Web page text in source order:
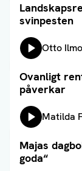
svinpesten
Läs artikel
Lyssna
Otto
Ovanligt
påverkar
Läs artikel
Lyssna
Matilda
Majas
goda“
Läs artikel